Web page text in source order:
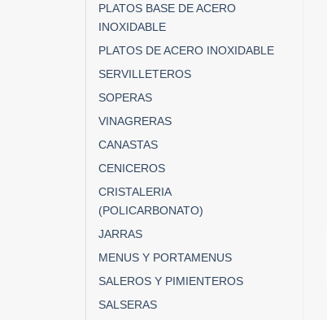
PLATOS BASE DE ACERO
INOXIDABLE
PLATOS DE ACERO INOXIDABLE
SERVILLETEROS
SOPERAS
VINAGRERAS
CANASTAS
CENICEROS
CRISTALERIA
(POLICARBONATO)
JARRAS
MENUS Y PORTAMENUS
SALEROS Y PIMIENTEROS
SALSERAS